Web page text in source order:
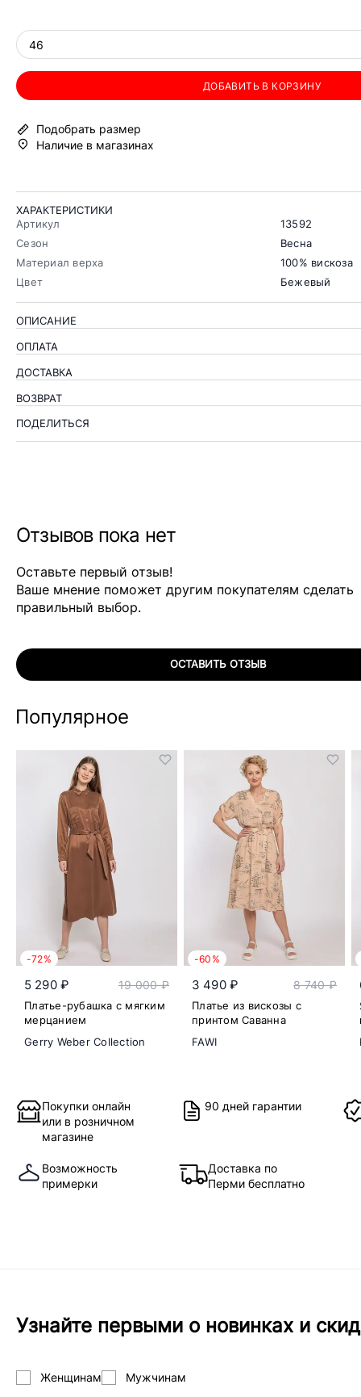
46
ДОБАВИТЬ В КОРЗИНУ
Подобрать размер
Наличие в магазинах
ХАРАКТЕРИСТИКИ
Артикул
13592
Сезон
Весна
Материал верха
100% вискоза
Цвет
Бежевый
ОПИСАНИЕ
ОПЛАТА
ДОСТАВКА
ВОЗВРАТ
ПОДЕЛИТЬСЯ
Отзывов пока нет
Оставьте первый отзыв!
Ваше мнение поможет другим покупателям сделать
правильный выбор.
ОСТАВИТЬ ОТЗЫВ
Популярное
-72%
5 290 ₽ 19 000 ₽
Платье-рубашка с мягким
мерцанием
Gerry Weber Collection
-60%
3 490 ₽ 8 740 ₽
Платье из вискозы с
принтом Саванна
FAWI
Покупки онлайн
или в розничном
магазине
90 дней гарантии
Возможность
примерки
Доставка по
Перми бесплатно
Узнайте первыми о новинках и
Женщинам Мужчинам